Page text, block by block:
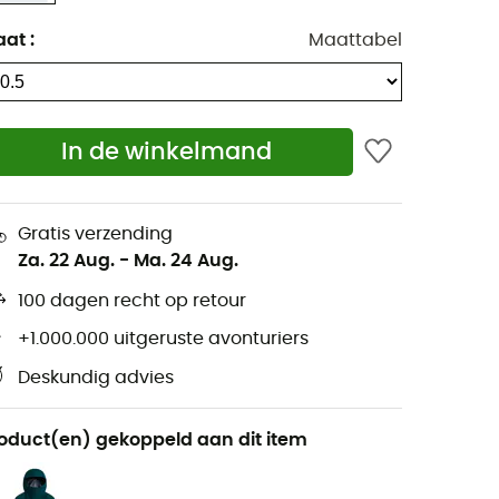
: Maattabel
In de winkelmand
Gratis verzending
Za. 22 Aug. - Ma. 24 Aug.
100 dagen recht op retour
+1.000.000 uitgeruste avonturiers
Deskundig advies
gekoppeld aan dit item